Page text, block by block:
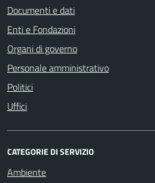
Documenti e dati
Enti e Fondazioni
Organi di governo
Personale amministrativo
Politici
Uffici
CATEGORIE DI SERVIZIO
Ambiente